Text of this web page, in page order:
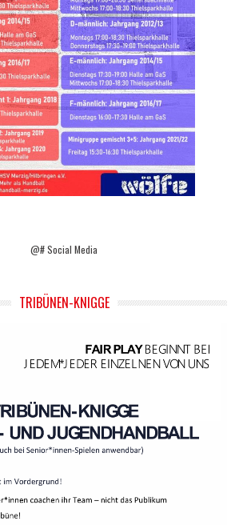
@# Social Media
TRIBÜNEN-KNIGGE